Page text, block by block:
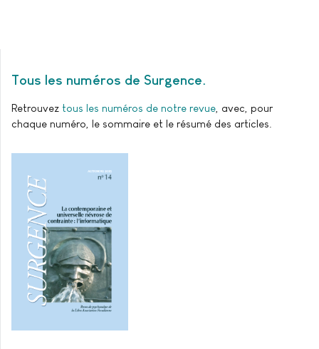
Tous les numéros de Surgence
Retrouvez tous les numéros de notre revue , avec, pour
chaque numéro, le sommaire et le résumé des articles.